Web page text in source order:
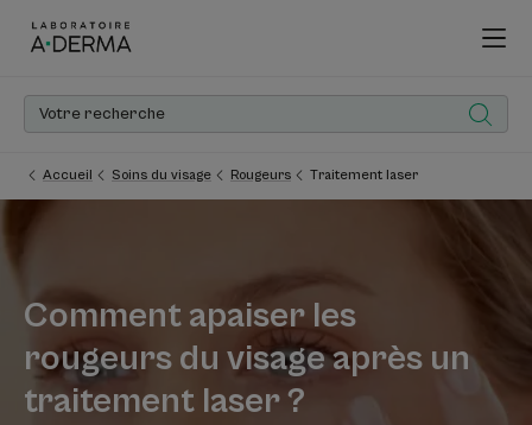
Accueil Soins du visage Rougeurs Traitement laser
Comment apaiser les
rougeurs du visage après un
traitement laser ?